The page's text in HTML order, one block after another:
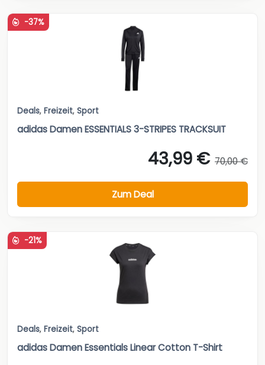
-37%
Deals, Freizeit, Sport
adidas Damen ESSENTIALS 3-STRIPES TRACKSUIT
43,99 € 70,00 €
Zum Deal
-21%
Deals, Freizeit, Sport
adidas Damen Essentials Linear Cotton T-Shirt